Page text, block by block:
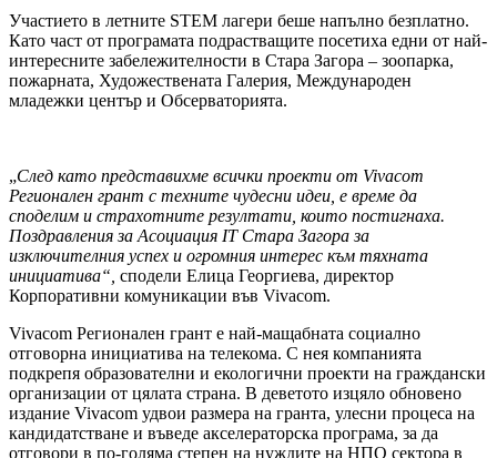
Участието в летните STEM лагери беше напълно безплатно.
Като част от програмата подрастващите посетиха едни от най-
интересните забележителности в Стара Загора – зоопарка,
пожарната, Художествената Галерия, Международен
младежки център и Обсерваторията.
„След като представихме всички проекти от Vivacom
Регионален грант с техните чудесни идеи, е време да
споделим и страхотните резултати, които постигнаха.
Поздравления за Асоциация IT Стара Загора за
изключителния успех и огромния интерес към тяхната
инициатива“, сподели Елица Георгиева, директор
Корпоративни комуникации във Vivacom.
Vivacom Регионален грант е най-мащабната социално
отговорна инициатива на телекома. С нея компанията
подкрепя образователни и екологични проекти на граждански
организации от цялата страна. В деветото изцяло обновено
издание Vivacom удвои размера на гранта, улесни процеса на
кандидатстване и въведе акселераторска програма, за да
отговори в по-голяма степен на нуждите на НПО сектора в